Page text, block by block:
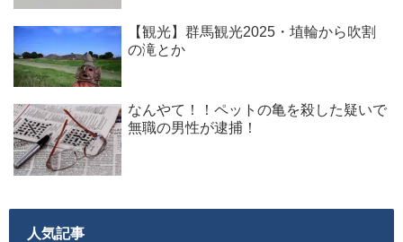
【観光】群馬観光2025・埴輪から吹割
の滝とか
なんやて！！ペットの亀を殺した疑いで
無職の男性が逮捕！
人気記事